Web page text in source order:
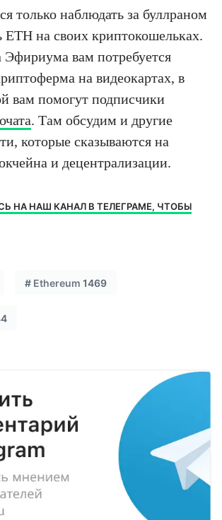
только наблюдать за буллраном
ETH на своих криптокошельках.
вам потребуется
на видеокартах, в
вам помогут подписчики
. Там обсудим и другие
которые сказываются на
и децентрализации.
НА НАШ КАНАЛ В ТЕЛЕГРАМЕ, ЧТОБЫ
# Ethereum 1469